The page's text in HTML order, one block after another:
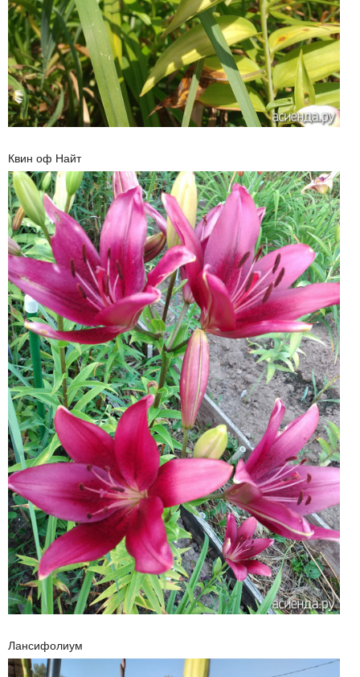
Квин оф Найт
Лансифолиум